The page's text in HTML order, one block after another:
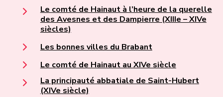
Le comté de Hainaut à l’heure de la querelle
des Avesnes et des Dampierre (XIIIe – XIVe
siècles)
Les bonnes villes du Brabant
Le comté de Hainaut au XIVe siècle
La principauté abbatiale de Saint-Hubert
(XIVe siècle)